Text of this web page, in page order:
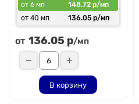
от 6 мп
148.72 р/мп
от 40 мп
136.05 р/мп
от 136.05 р/мп
В корзину